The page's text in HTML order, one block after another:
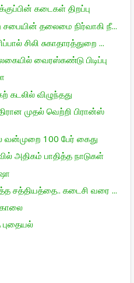
கடைகள் திறப்பு
சபையின் தலைமை நிர்வாகி நீ...
சிலி சுகாதாரத்துறை ...
வைரஸ்கண்டு பிடிப்பு
விழுந்தது
முதல் வெற்றி பிரான்ஸ்
வன்முறை 100 பேர் கைது
அதிகம் பாதித்த நாடுகள்
சத்தியத்தை.. கடைசி வரை ...
புதையல்